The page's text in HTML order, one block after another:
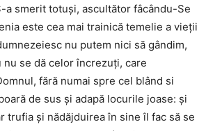
a smerit totuşi, ascultător fâcându-Se
este cea mai trainică temelie a vieţii
nu putem nici să gândim,
se dă celor încrezuţi, care
fără numai spre cel blând si
de sus şi adapă locurile joase: şi
trufia şi nădăjduirea în sine îl fac să se